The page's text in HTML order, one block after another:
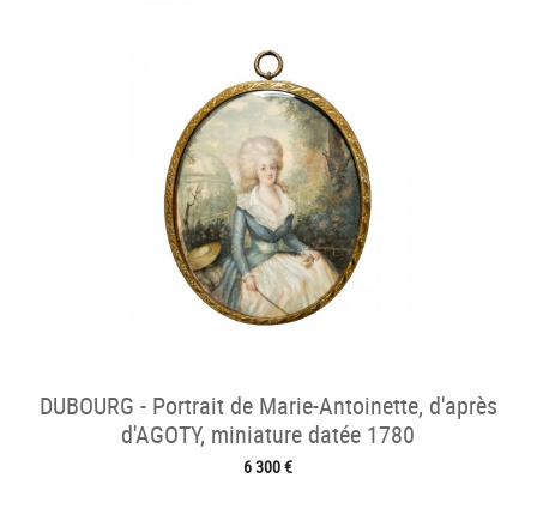
DUBOURG - Portrait de Marie-Antoinette, d'après
d'AGOTY, miniature datée 1780
6 300 €